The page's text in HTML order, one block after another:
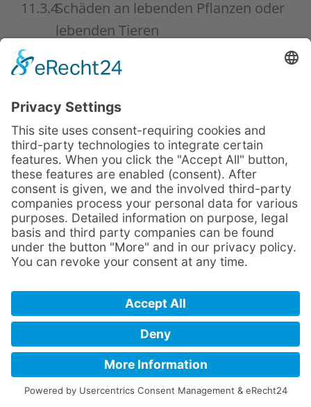
11.3.4Schäden an lebenden Pflanzen oder
lebenden Tieren
11.4 Der Lagerhalter kann sich auf die
11.2 und Ziffer 11.3 nicht berufen,
sofern ihn am Schaden der Vorwurf
der Fahrlässigkeit oder des
Vorsatzes trifft. Auf die in 3.
enthaltene Hinweispflicht des
Einlagerers wird ausdrücklich
hingewiesen.
12.1 Güterschäden
12.1.1Der Einlagerer hat den Wert des
Lagergutes bei Abschluss des
Lagervertrages anzugeben. Die